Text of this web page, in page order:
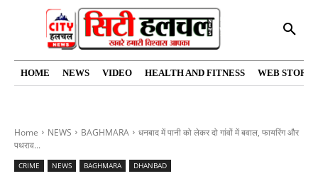
HOME NEWS VIDEO HEALTH AND FITNESS WEB
Home NEWS BAGHMARA
धनबाद में पानी को लेकर दो गांवों में बवाल, फायरिंग और
पथराव...
CRIME NEWS BAGHMARA DHANBAD